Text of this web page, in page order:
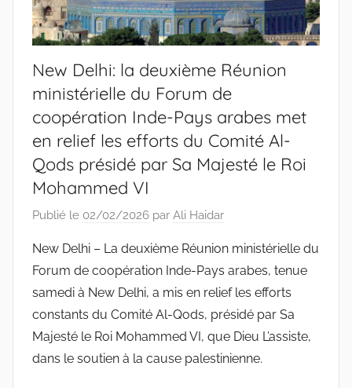
New Delhi: la deuxième Réunion
ministérielle du Forum de
coopération Inde-Pays arabes met
en relief les efforts du Comité Al-
Qods présidé par Sa Majesté le Roi
Mohammed VI
Publié le 02/02/2026 par Ali Haidar
New Delhi – La deuxième Réunion ministérielle du
Forum de coopération Inde-Pays arabes, tenue
samedi à New Delhi, a mis en relief les efforts
constants du Comité Al-Qods, présidé par Sa
Majesté le Roi Mohammed VI, que Dieu L’assiste,
dans le soutien à la cause palestinienne.